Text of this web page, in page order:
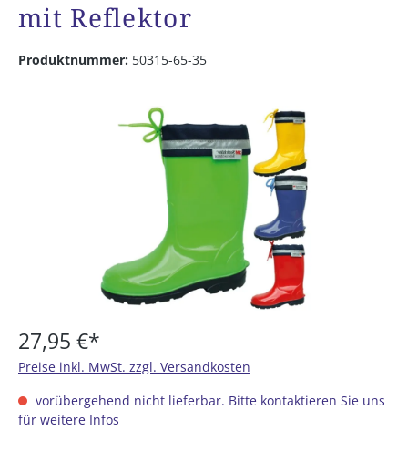
mit Reflektor
Produktnummer: 50315-65-35
Bildergalerie überspringen
27,95 €*
Preise inkl. MwSt. zzgl. Versandkosten
vorübergehend nicht lieferbar. Bitte kontaktieren Sie uns
für weitere Infos